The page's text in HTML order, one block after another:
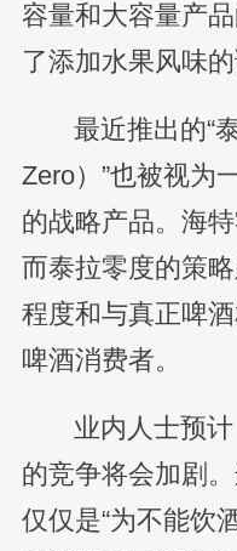
容量和大容量产
了添加水果风味的
最近推出的“
Zero）”也被视为
的战略产品。海
而泰拉零度的策
程度和与真正啤
啤酒消费者。
业内人士预
的竞争将会加剧
仅仅是“为不能饮